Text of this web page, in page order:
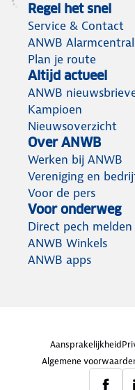
Regel het snel
Service & Contact
ANWB
Plan je route
Altijd actueel
ANWB
Kampioen
Nieuwsoverzicht
Over ANWB
Werken bij ANWB
Vereniging en
Voor de pers
Voor onderweg
Direct pech melden
ANWB Winkels
ANWB apps
Aansprakelijkheid
Algemene